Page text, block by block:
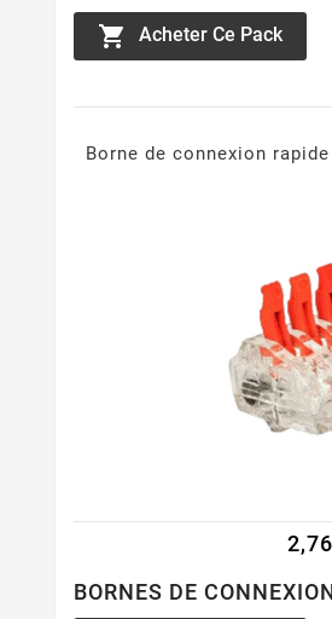
 Acheter Ce Pack
BORNES DE